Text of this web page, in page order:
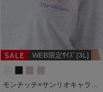
WEB限定ｻｲｽﾞ[3L]